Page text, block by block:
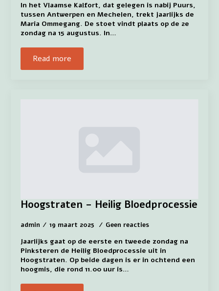
In het Vlaamse Kalfort, dat gelegen is nabij Puurs,
tussen Antwerpen en Mechelen, trekt jaarlijks de
Maria Ommegang. De stoet vindt plaats op de 2e
zondag na 15 augustus. In…
Read more
Hoogstraten – Heilig Bloedprocessie
admin 19 maart 2025 Geen reacties
Jaarlijks gaat op de eerste en tweede zondag na
Pinksteren de Heilig Bloedprocessie uit in
Hoogstraten. Op beide dagen is er in ochtend een
hoogmis, die rond 11.00 uur is…